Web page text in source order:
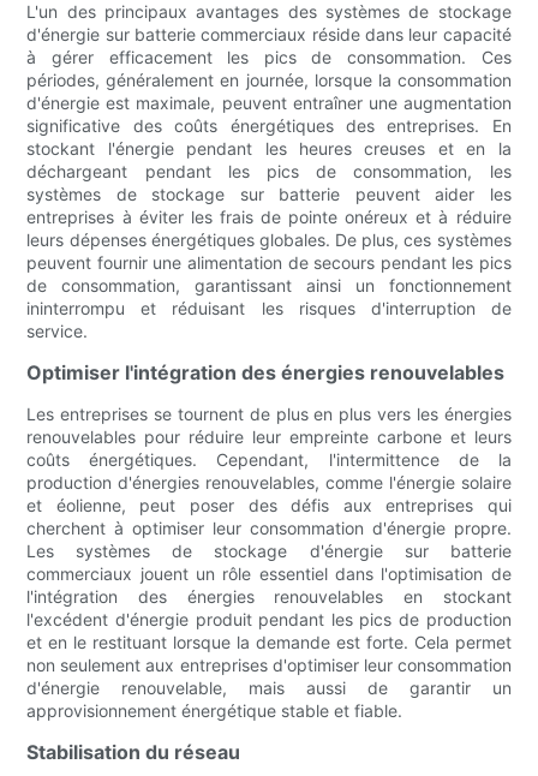
L'un des principaux avantages des systèmes de stockage
d'énergie sur batterie commerciaux réside dans leur capacité
à gérer efficacement les pics de consommation. Ces
périodes, généralement en journée, lorsque la consommation
d'énergie est maximale, peuvent entraîner une augmentation
significative des coûts énergétiques des entreprises. En
stockant l'énergie pendant les heures creuses et en la
déchargeant pendant les pics de consommation, les
systèmes de stockage sur batterie peuvent aider les
entreprises à éviter les frais de pointe onéreux et à réduire
leurs dépenses énergétiques globales. De plus, ces systèmes
peuvent fournir une alimentation de secours pendant les pics
de consommation, garantissant ainsi un fonctionnement
ininterrompu et réduisant les risques d'interruption de
service.
Optimiser l'intégration des énergies renouvelables
Les entreprises se tournent de plus en plus vers les énergies
renouvelables pour réduire leur empreinte carbone et leurs
coûts énergétiques. Cependant, l'intermittence de la
production d'énergies renouvelables, comme l'énergie solaire
et éolienne, peut poser des défis aux entreprises qui
cherchent à optimiser leur consommation d'énergie propre.
Les systèmes de stockage d'énergie sur batterie
commerciaux jouent un rôle essentiel dans l'optimisation de
l'intégration des énergies renouvelables en stockant
l'excédent d'énergie produit pendant les pics de production
et en le restituant lorsque la demande est forte. Cela permet
non seulement aux entreprises d'optimiser leur consommation
d'énergie renouvelable, mais aussi de garantir un
approvisionnement énergétique stable et fiable.
Stabilisation du réseau